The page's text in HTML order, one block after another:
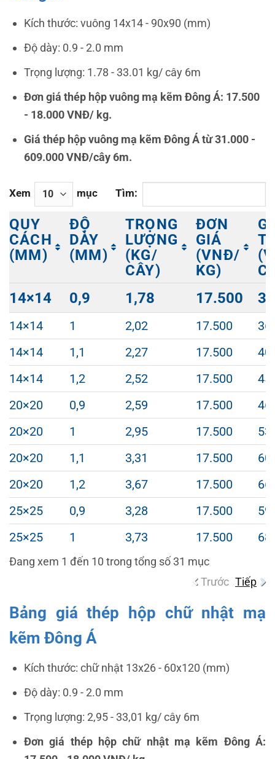
Kích thước: vuông 14x14 - 90x90 (mm)
Độ dày: 0.9 - 2.0 mm
Trọng lượng: 1.78 - 33.01 kg/ cây 6m
Đơn giá thép hộp vuông mạ kẽm Đông Á: 17.500
- 18.000 VNĐ/ kg.
Giá thép hộp vuông mạ kẽm Đông Á từ31.000 -
609.000VNĐ/cây 6m.
Xem mục Tìm:
QUY
CÁCH
(MM)
ĐỘ
DÀY
(MM)
TRỌNG
LƯỢNG
(KG/
CÂY)
ĐƠN
GIÁ
(VNĐ/
KG)
QUY
CÁCH
(MM)
ĐỘ
DÀY
(MM)
TRỌNG
LƯỢNG
(KG/
CÂY)
ĐƠN
GIÁ
(VNĐ/
KG)
14×14 0,9 1,78 17.500
14×14 1 2,02 17.500
14×14
1,1 2,27 17.500
14×14
1,2 2,52 17.500
20×20
0,9 2,59 17.500
20×20
1 2,95 17.500
20×20
1,1 3,31 17.500
20×20
1,2 3,67 17.500
25×25
0,9 3,28 17.500
25×25
1 3,73 17.500
Đang xem 1 đến 10 trong tổng số 31 mục
Trước Tiếp
Bảng giá thép hộp chữ nhật mạ
kẽm Đông Á
Kích thước: chữ nhật 13x26 - 60x120 (mm)
Độ dày: 0.9 - 2.0 mm
Trọng lượng: 2,95 - 33,01 kg/ cây 6m
Đơn giá thép hộp chữ nhật mạ kẽm Đông Á: